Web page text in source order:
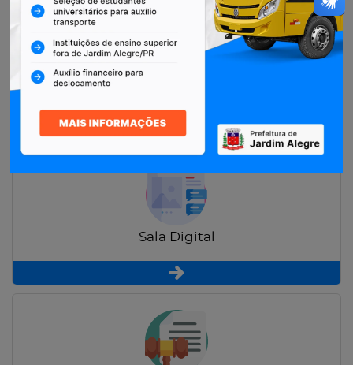
Restituição de Contribuintes
Sala Digital